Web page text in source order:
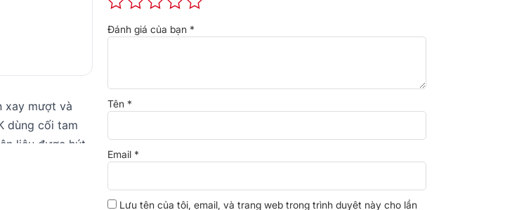
xay mượt và
dùng cối tam
liệu được hút
Máy 600W, xử
ngày.
Đánh giá của bạn *
Tên *
Email *
Lưu tên của tôi, email, và trang web trong trình duyệt này cho lần